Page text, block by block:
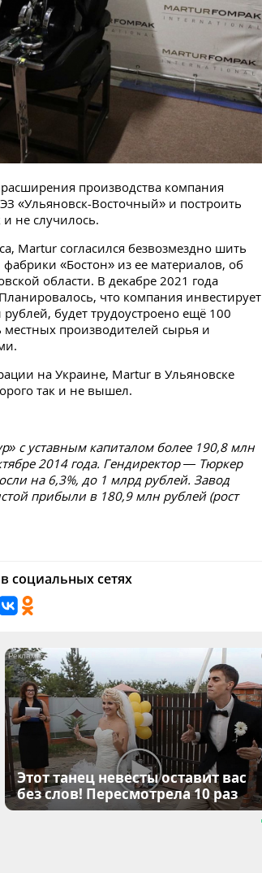
производства компания
«Ульяновск-Восточный» и построить
не случилось.
Martur согласился безвозмездно шить
«Бостон» из ее материалов, об
области. В декабре 2021 года
что компания инвестирует
будет трудоустроено ещё 100
местных производителей сырья и
на Украине, Martur в Ульяновске
так и не вышел.
с уставным капиталом более 190,8 млн
2014 года. Гендиректор — Тюркер
на 6,3%, до 1 млрд рублей. Завод
прибыли в 180,9 млн рублей (рост
социальных сетях
Этот танец невесты оставит вас
без слов! Пересмотрела 10 раз